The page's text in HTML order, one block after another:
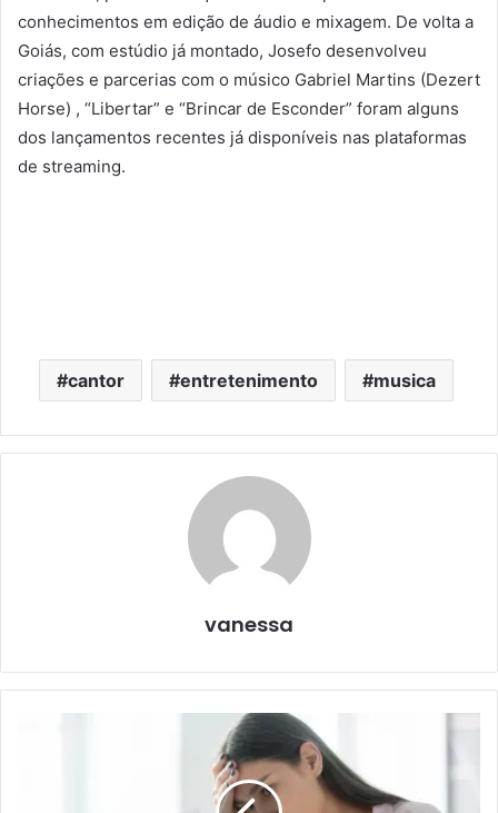
conhecimentos em edição de áudio e mixagem. De volta a
Goiás, com estúdio já montado, Josefo desenvolveu
criações e parcerias com o músico Gabriel Martins (Dezert
Horse) , “Libertar” e “Brincar de Esconder” foram alguns
dos lançamentos recentes já disponíveis nas plataformas
de streaming.
cantor entretenimento musica
vanessa